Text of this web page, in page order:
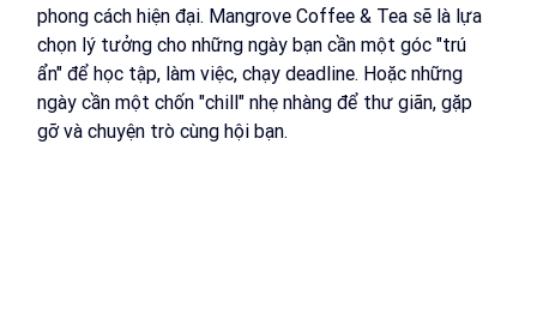
phong cách hiện đại. Mangrove Coffee & Tea sẽ là lựa
chọn lý tưởng cho những ngày bạn cần một góc "trú
ẩn" để học tập, làm việc, chạy deadline. Hoặc những
ngày cần một chốn "chill" nhẹ nhàng để thư giãn, gặp
gỡ và chuyện trò cùng hội bạn.